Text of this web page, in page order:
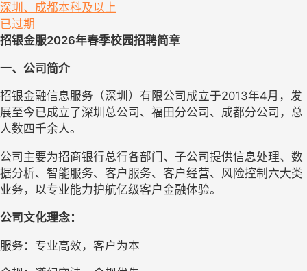
深圳、成都本科及以上
已过期
招银金服2026年春季校园招聘简章
一、公司简介
招银金融信息服务（深圳）有限公司成立于2013年4月，发
展至今已成立了深圳总公司、福田分公司、成都分公司，总
人数四千余人。
公司主要为招商银行总行各部门、子公司提供信息处理、数
据分析、智能服务、客户服务、客户经营、风险控制六大类
业务， 以专业能力护航亿级客户金融体验。
公司文化理念：
服务：专业高效，客户为本